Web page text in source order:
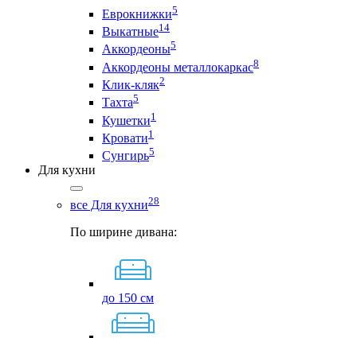
Еврокнижки5
Выкатные14
Аккордеоны5
Аккордеоны металлокаркас8
Клик-кляк2
Тахта5
Кушетки1
Кровати1
Сунгирь5
Для кухни
все Для кухни28
По ширине дивана:
до 150 см